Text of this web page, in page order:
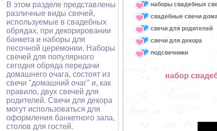
В этом разделе представлены
различные виды свечей,
используемые в свадебных
обрядах, при декорировании
банкета и наборы для
песочной церемонии. Наборы
свечей для популярного
сегодня обряда передачи
домашнего очага, состоят из
свечи "домашний очаг" и, как
правило, двух свечей для
родителей. Свечи для декора
могут использоваться для
оформления банкетного зала,
столов для гостей.
наборы свадебных
свадебные свечи
свечи для родителей
свечи для декора
подсвечники
набор